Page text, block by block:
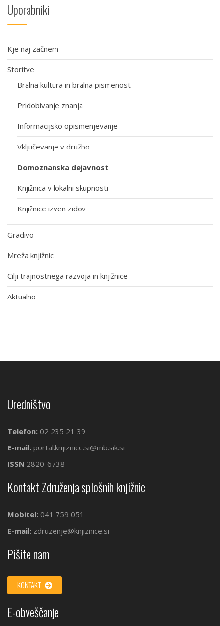
Uporabniki
Kje naj začnem
Storitve
Bralna kultura in bralna pismenost
Pridobivanje znanja
Informacijsko opismenjevanje
Vključevanje v družbo
Domoznanska dejavnost
Knjižnica v lokalni skupnosti
Knjižnice izven zidov
Gradivo
Mreža knjižnic
Cilji trajnostnega razvoja in knjižnice
Aktualno
Uredništvo
Telefon: 02 235 21 39
E-mail: portal.knjiznice.si@mb.sik.si
ISSN 2820-6738
Kontakt Združenja splošnih knjižnic
Mobitel: 041 759 051
E-mail: zdruzenje@knjiznice.si
Pišite nam
KONTAKT
E-obveščanje